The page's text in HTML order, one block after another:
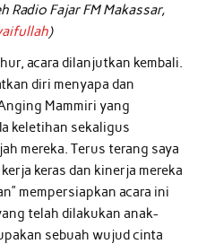
Fajar FM Makassar,
)
acara dilanjutkan kembali.
diri menyapa dan
Mammiri yang
keletihan sekaligus
mereka. Terus terang saya
keras dan kinerja mereka
mempersiapkan acara ini
telah dilakukan anak-
sebuah wujud cinta